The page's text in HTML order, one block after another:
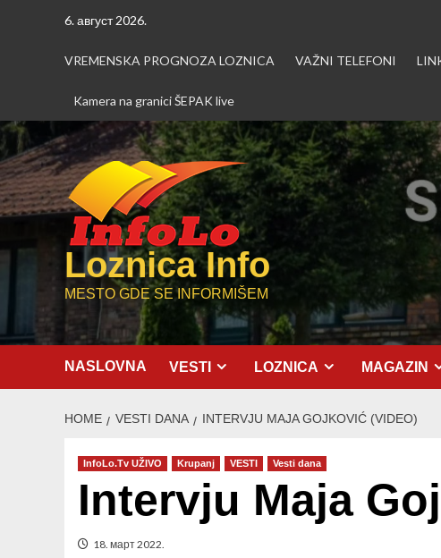
6. август 2026.
VREMENSKA PROGNOZA LOZNICA VAŽNI TELEFONI
Kamera na granici ŠEPAK live
Loznica Info
MESTO GDE SE INFORMIŠEM
NASLOVNA VESTI LOZNICA MAGAZIN
HOME VESTI DANA INTERVJU MAJA GOJKOVIĆ (VIDEO)
InfoLo.Tv UŽIVO Krupanj VESTI Vesti dana
Intervju Maja
18. март 2022.